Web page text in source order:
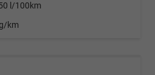
l/100km
km